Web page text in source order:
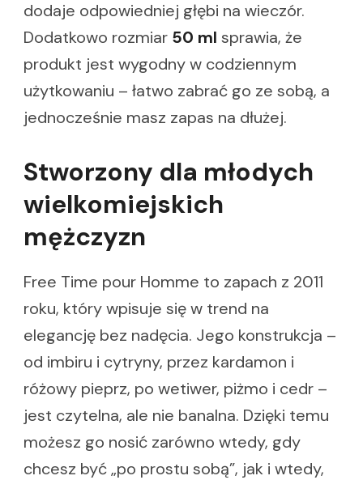
dodaje odpowiedniej głębi na wieczór.
Dodatkowo rozmiar 50 ml sprawia, że
produkt jest wygodny w codziennym
użytkowaniu – łatwo zabrać go ze sobą, a
jednocześnie masz zapas na dłużej.
Stworzony dla młodych
wielkomiejskich
mężczyzn
Free Time pour Homme to zapach z 2011
roku, który wpisuje się w trend na
elegancję bez nadęcia. Jego konstrukcja –
od imbiru i cytryny, przez kardamon i
różowy pieprz, po wetiwer, piżmo i cedr –
jest czytelna, ale nie banalna. Dzięki temu
możesz go nosić zarówno wtedy, gdy
chcesz być „po prostu sobą”, jak i wtedy,